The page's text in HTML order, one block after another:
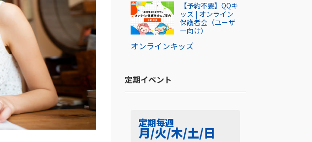
オンラインキッズ
【予約不要】QQキ
ッズ | オンライン
保護者会（ユーザ
ー向け）
定期イベント​
定期毎週
月/火/木/土/日